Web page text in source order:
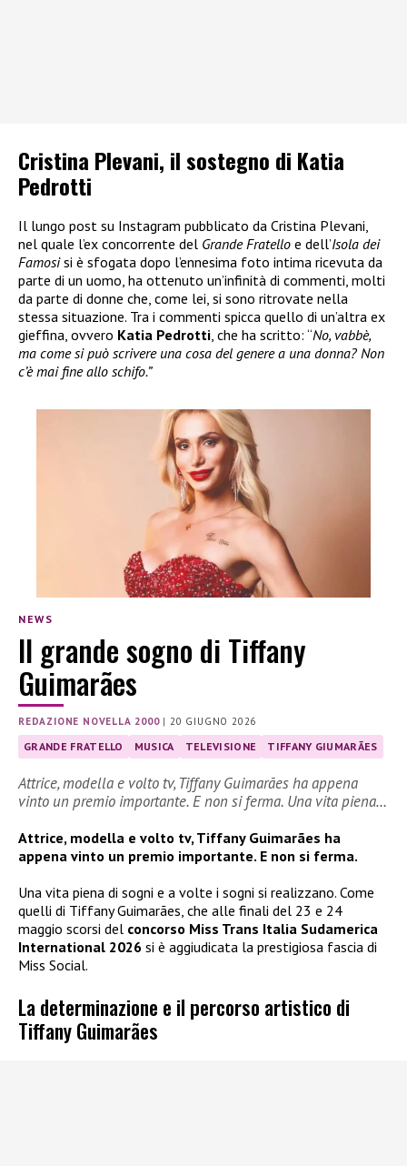
Cristina Plevani, il sostegno di Katia
Pedrotti
Il lungo post su Instagram pubblicato da Cristina Plevani,
nel quale l’ex concorrente del Grande Fratello e dell’Isola dei
Famosisi è sfogata dopo l’ennesima foto intima ricevuta da
parte di un uomo, ha ottenuto un’infinità di commenti, molti
da parte di donne che, come lei, si sono ritrovate nella
stessa situazione. Tra i commenti spicca quello di un’altra ex
gieffina, ovvero Katia Pedrotti, che ha scritto: “No, vabbè,
ma come si può scrivere una cosa del genere a una donna? Non
c’è mai fine allo schifo.”
NEWS
Il grande sogno di Tiffany
Guimarães
REDAZIONE NOVELLA 2000|20 GIUGNO 2026
GRANDE FRATELLO MUSICA TELEVISIONE TIFFANY GIUMARÃES
Attrice, modella e volto tv, Tiffany Guimarães ha appena
vinto un premio importante. E non si ferma. Una vita piena…
Attrice, modella e volto tv, Tiffany Guimarães ha
appena vinto un premio importante. E non si ferma.
Una vita piena di sogni e a volte i sogni si realizzano. Come
quelli di Tiffany Guimarães, che alle finali del 23 e 24
maggio scorsi del concorso Miss Trans Italia Sudamerica
International 2026 si è aggiudicata la prestigiosa fascia di
Miss Social.
La determinazione e il percorso artistico di
Tiffany Guimarães